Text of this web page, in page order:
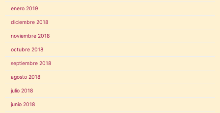
enero 2019
diciembre 2018
noviembre 2018
octubre 2018
septiembre 2018
agosto 2018
julio 2018
junio 2018